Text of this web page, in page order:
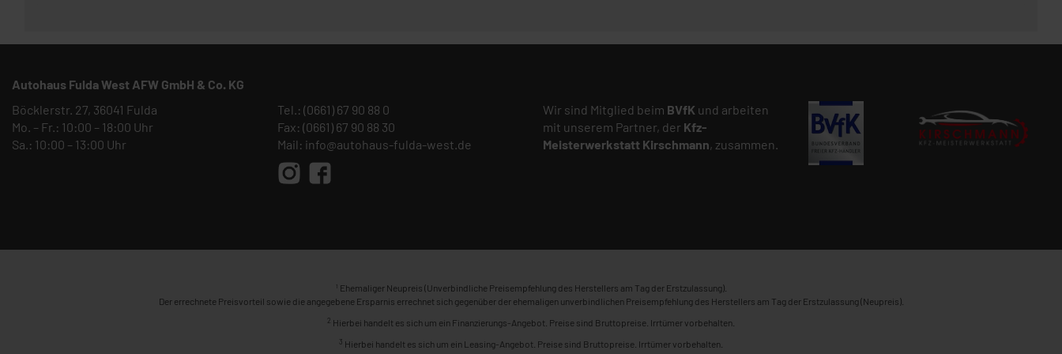
Autohaus Fulda West AFW GmbH & Co. KG
Böcklerstr. 27, 36041 Fulda
Mo. – Fr.: 10:00 – 18:00 Uhr
Sa.: 10:00 – 13:00 Uhr
Tel.: (0661) 67 90 88 0
Fax: (0661) 67 90 88 30
Mail: info@autohaus-fulda-west.de
Wir sind Mitglied beim BVfK und arbeiten
mit unserem Partner, der Kfz-
Meisterwerkstatt Kirschmann, zusammen.
1 Ehemaliger Neupreis (Unverbindliche Preisempfehlung des Herstellers am Tag der Erstzulassung).
Der errechnete Preisvorteil sowie die angegebene Ersparnis errechnet sich gegenüber der ehemaligen unverbindlichen Preisempfehlung des Herstellers am Tag der Erstzulassung (Neupreis).
2 Hierbei handelt es sich um ein Finanzierungs-Angebot. Preise sind Bruttopreise. Irrtümer vorbehalten.
3 Hierbei handelt es sich um ein Leasing-Angebot. Preise sind Bruttopreise. Irrtümer vorbehalten.